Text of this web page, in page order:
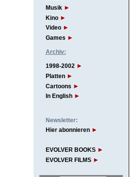
Musik
Kino
Video
Games
Archiv:
1998-2002
Platten
Cartoons
In English
Newsletter:
Hier abonnieren
EVOLVER BOOKS
EVOLVER FILMS